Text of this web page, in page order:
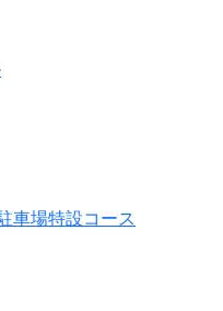
車場特設コース